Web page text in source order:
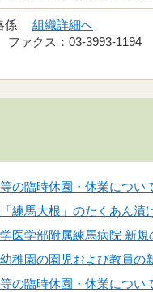
係 組織詳細へ
ァクス：03-3993-1194
の臨時休園・休業につい
「練馬大根」のたくあん
医学部附属練馬病院 新規
稚園の園児および教員
の臨時休園・休業につい